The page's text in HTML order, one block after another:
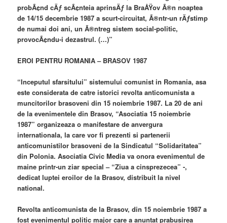
probÃ¢nd cÄƒ scÃ¢nteia aprinsÄƒ la BraÅŸov Ã®n noaptea
de 14/15 decembrie 1987 a scurt-circuitat, Ã®ntr-un rÄƒstimp
de numai doi ani, un Ã®ntreg sistem social-politic,
provocÃ¢ndu-i dezastrul. (…)”
EROI PENTRU ROMANIA – BRASOV 1987
“Inceputul sfarsitului” sistemului comunist in Romania, asa
este considerata de catre istorici revolta anticomunista a
muncitorilor brasoveni din 15 noiembrie 1987. La 20 de ani
de la evenimentele din Brasov, “Asociatia 15 noiembrie
1987” organizeaza o manifestare de anvergura
internationala, la care vor fi prezenti si partenerii
anticomunistilor brasoveni de la Sindicatul “Solidaritatea”
din Polonia. Asociatia Civic Media va onora evenimentul de
maine printr-un ziar special – “Ziua a cinsprezecea” -,
dedicat luptei eroilor de la Brasov, distribuit la nivel
national.
Revolta anticomunista de la Brasov, din 15 noiembrie 1987 a
fost evenimentul politic major care a anuntat prabusirea